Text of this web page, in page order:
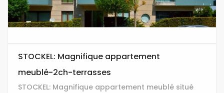
STOCKEL: Magnifique appartement
meublé-2ch-terrasses
STOCKEL: Magnifique appartement meublé situé